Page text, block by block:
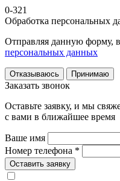
0-321
Обработка персональных
Отправляя данную форму,
персональных данных
Отказываюсь Принимаю
Заказать звонок
Оставьте заявку, и мы
с вами в ближайшее время
Ваше имя
Номер телефона *
Оставить заявку